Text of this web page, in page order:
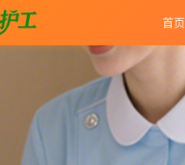
首页